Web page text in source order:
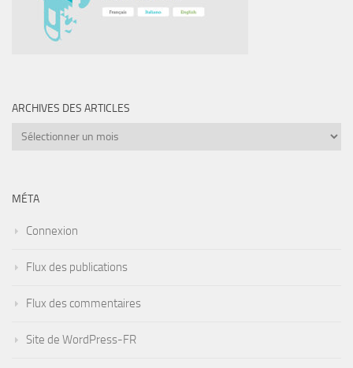
ARCHIVES DES ARTICLES
Archives
MÉTA
Connexion
Flux des publications
Flux des commentaires
Site de WordPress-FR